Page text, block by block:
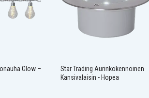
Glow –
Star Trading Aurinkokennoinen
Kansivalaisin - Hopea